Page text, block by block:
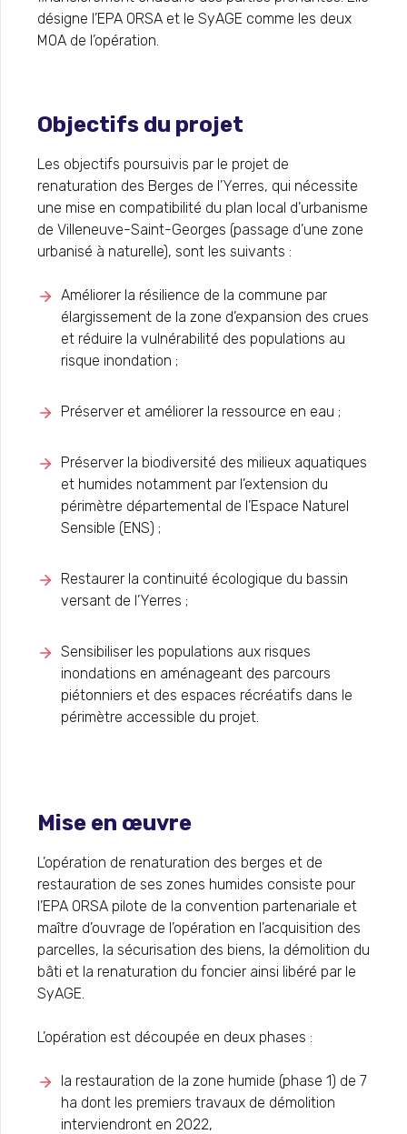
désigne l’EPA ORSA et le SyAGE comme les deux
MOA de l’opération.
Objectifs du projet
Les objectifs poursuivis par le projet de
renaturation des Berges de l’Yerres, qui nécessite
une mise en compatibilité du plan local d’urbanisme
de Villeneuve-Saint-Georges (passage d’une zone
urbanisé à naturelle), sont les suivants :
Améliorer la résilience de la commune par
élargissement de la zone d’expansion des crues
et réduire la vulnérabilité des populations au
risque inondation ;
Préserver et améliorer la ressource en eau ;
Préserver la biodiversité des milieux aquatiques
et humides notamment par l’extension du
périmètre départemental de l’Espace Naturel
Sensible (ENS) ;
Restaurer la continuité écologique du bassin
versant de l’Yerres ;
Sensibiliser les populations aux risques
inondations en aménageant des parcours
piétonniers et des espaces récréatifs dans le
périmètre accessible du projet.
Mise en œuvre
L’opération de renaturation des berges et de
restauration de ses zones humides consiste pour
l’EPA ORSA pilote de la convention partenariale et
maître d’ouvrage de l’opération en l’acquisition des
parcelles, la sécurisation des biens, la démolition du
bâti et la renaturation du foncier ainsi libéré par le
SyAGE.
L’opération est découpée en deux phases :
la restauration de la zone humide (phase 1) de 7
ha dont les premiers travaux de démolition
interviendront en 2022,